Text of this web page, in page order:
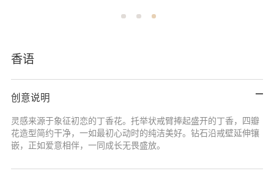
香语
创意说明
灵感来源于象征初恋的丁香花。托举状戒臂捧起盛开的丁香，四瓣
花造型简约干净，一如最初心动时的纯洁美好。钻石沿戒壁延伸镶
嵌，正如爱意相伴，一同成长无畏盛放。